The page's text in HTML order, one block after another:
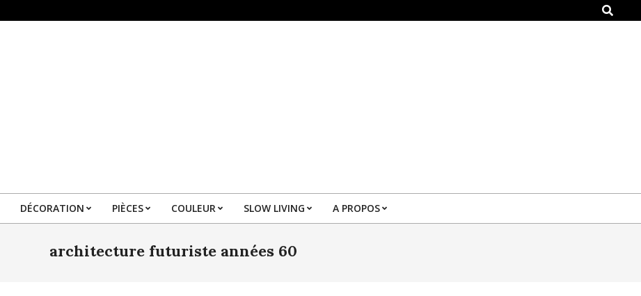
Search
Primary
Menu
DÉCORATION PIÈCES COULEUR SLOW LIVING A PROPOS
architecture futuriste années 60